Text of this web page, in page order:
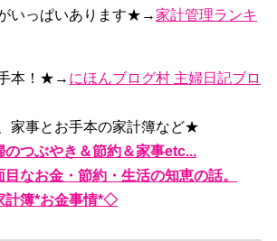
いっぱいあります★→家計管理ランキ
本！★→ にほんブログ村 主婦日記ブロ
家事とお手本の家計簿など★
つぶやき＆節約＆家事etc...
なお金・節約・生活の知恵の話。
簿*お金事情*◇